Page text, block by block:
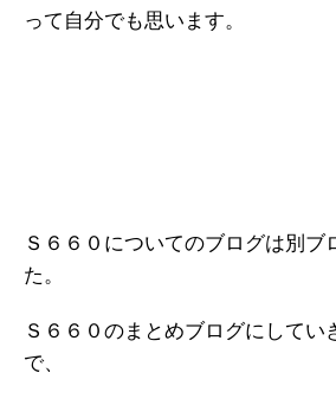
って自分でも思います。
Ｓ６６０についてのブログは別ブ
た。
Ｓ６６０のまとめブログにしてい
で、